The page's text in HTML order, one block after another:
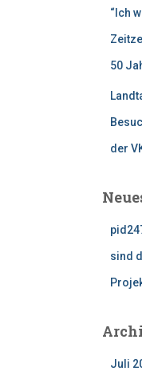
“Ich
50
der
sind
Juli